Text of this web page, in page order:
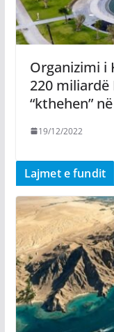
Organizimi i
220 miliardë
“kthehen”
19/12/2022
Lajmet e fundit